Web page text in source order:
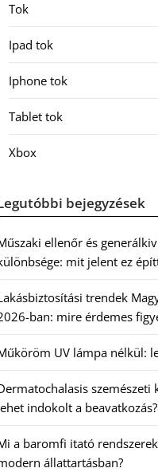
Tok
Ipad tok
Iphone tok
Tablet tok
Xbox
bejegyzések
ellenőr és
mit jelent ez
trendek
ban: mire érdemes
UV lámpa nélkül:
szemészeti
indokolt a beavatkozás?
a baromfi itató
állattartásban?